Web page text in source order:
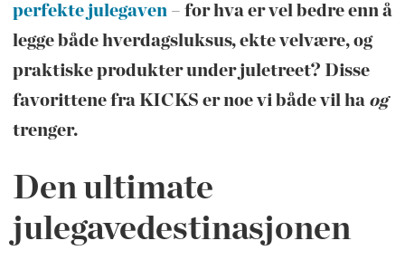
perfekte julegaven – for hva er vel bedre enn å
legge både hverdagsluksus, ekte velvære, og
praktiske produkter under juletreet? Disse
favorittene fra KICKS er noe vi både vil ha og
trenger.
Den ultimate
julegavedestinasjonen